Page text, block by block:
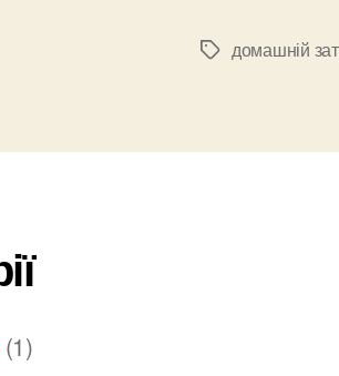
Позначки
домашній
(1)